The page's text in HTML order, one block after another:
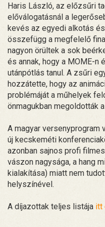
Haris László, az előzsűri
előválogatásnál a
kevés az egyedi alkotás
összefügg a megfelelő
nagyon örültek a sok
és annak, hogy a MOME-n
utánpótlás tanul. A zsűri
hozzátette, hogy az
problémáját a műhelyek
önmagukban megoldották
A magyar versenyprogram
új kecskeméti
azonban sajnos profi
vászon nagysága, a hang
kialakítása) miatt nem
helyszínével.
A díjazottak teljes listája itt